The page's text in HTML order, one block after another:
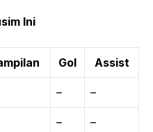
Ini
Gol Assist
– –
– –